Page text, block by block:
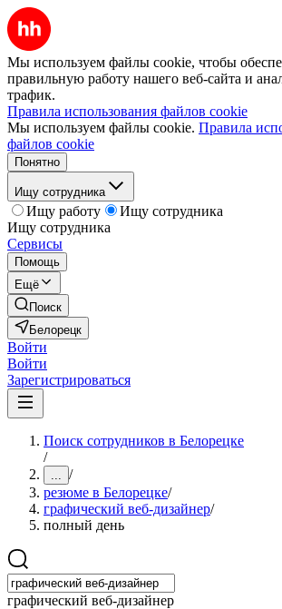
Мы используем файлы cookie, чтобы
правильную работу нашего веб-сайта и
трафик.
Правила использования файлов cookie
Мы используем файлы cookie. Правила
файлов cookie
Понятно
Ищу сотрудника
Ищу работу
Ищу сотрудника
Ищу сотрудника
Сервисы
Помощь
Ещё
Поиск
Белорецк
Войти
Войти
Зарегистрироваться
Поиск сотрудников в Белорецке
/
... /
резюме в Белорецке/
графический веб-дизайнер/
полный день
графический веб-дизайнер